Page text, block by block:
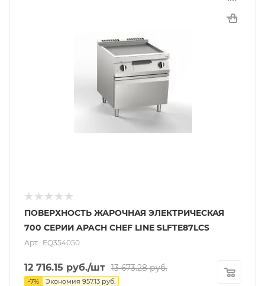
ПОВЕРХНОСТЬ ЖАРОЧНАЯ ЭЛЕКТРИЧЕСКАЯ
700 СЕРИИ APACH CHEF LINE SLFTE87LCS
Арт.: EQ354050
12 716.15 руб./шт 13 673.28руб.
-7% Экономия 957.13 руб.